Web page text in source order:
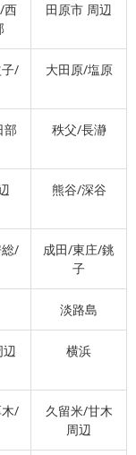
西
田原市 周辺
/
大田原/塩原
部 秩父/長瀞
熊谷/深谷
/
成田/東庄/銚
子
淡路島
辺 横浜
/
久留米/甘木
周辺